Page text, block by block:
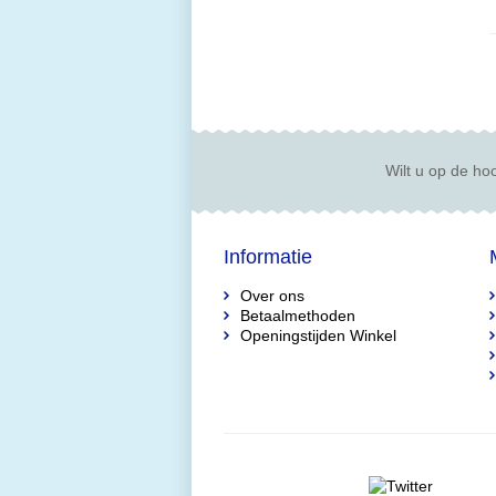
Wilt u op de
Informatie
Over ons
Betaalmethoden
Openingstijden Winkel